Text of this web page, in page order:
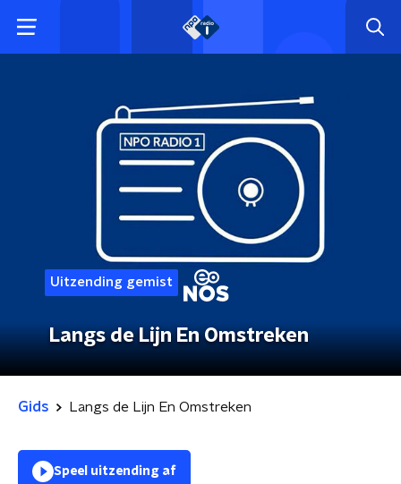
Uitzending gemist
Langs de Lijn En Omstreken
Gids Langs de Lijn En Omstreken
Speel uitzending af